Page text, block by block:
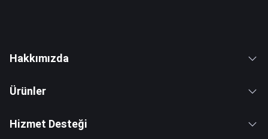
Hakkımızda
Ürünler
Hizmet Desteği